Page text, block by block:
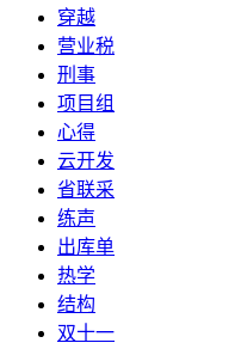
穿越
营业税
刑事
项目组
心得
云开发
省联采
练声
出库单
热学
结构
双十一